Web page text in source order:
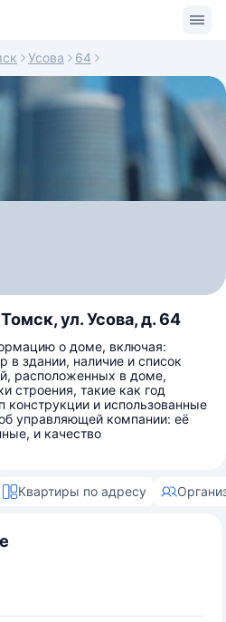
Усова 64
ул. Усова, д. 64
о доме, включая:
в здании, наличие и список
расположенных в доме,
строения, такие как год
конструкции и использованные
управляющей компании: её
и качество
Квартиры по адресу